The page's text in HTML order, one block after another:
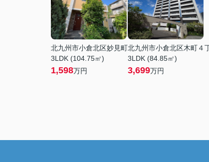
北九州市小倉北区妙見町
3LDK (104.75㎡)
1,598万円
北九州市小倉北区木町４
3LDK (84.85㎡)
3,699万円